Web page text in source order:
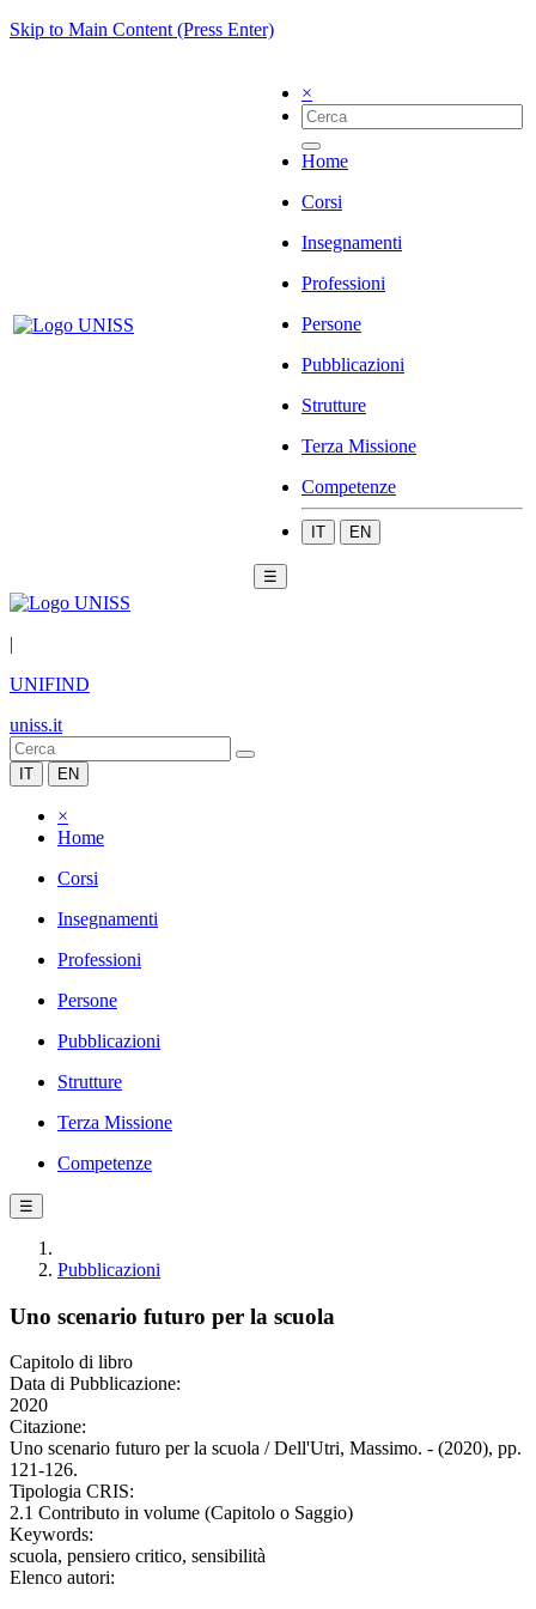
Skip to Main Content (Press Enter)
×
Home
Corsi
Insegnamenti
Professioni
Persone
Pubblicazioni
Strutture
Terza Missione
Competenze
IT EN
☰
|
UNIFIND
uniss.it
IT EN
×
Home
Corsi
Insegnamenti
Professioni
Persone
Pubblicazioni
Strutture
Terza Missione
Competenze
☰
Pubblicazioni
Uno scenario futuro per la scuola
Capitolo di libro
Data di Pubblicazione:
2020
Citazione:
Uno scenario futuro per la scuola / Dell'Utri, Massimo. - (2020), pp.
121-126.
Tipologia CRIS:
2.1 Contributo in volume (Capitolo o Saggio)
Keywords:
scuola, pensiero critico, sensibilità
Elenco autori: